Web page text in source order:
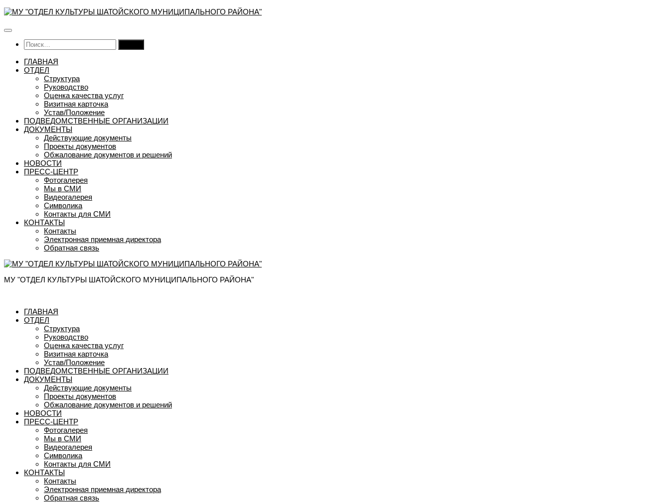
Перейти
содержимому
Найти:
ГЛАВНАЯ
ОТДЕЛ
Структура
Руководство
Оценка качества услуг
Визитная карточка
Устав/Положение
ПОДВЕДОМСТВЕННЫЕ ОРГАНИЗАЦИИ
ДОКУМЕНТЫ
Действующие документы
Проекты документов
Обжалование документов и решений
НОВОСТИ
ПРЕСС-ЦЕНТР
Фотогалерея
Мы в СМИ
Видеогалерея
Символика
Контакты для СМИ
КОНТАКТЫ
Контакты
Электронная приемная директора
Обратная связь
МУ "ОТДЕЛ КУЛЬТУРЫ ШАТОЙСКОГО МУНИЦИПАЛЬНОГО РАЙОНА"
ГЛАВНАЯ
ОТДЕЛ
Структура
Руководство
Оценка качества услуг
Визитная карточка
Устав/Положение
ПОДВЕДОМСТВЕННЫЕ ОРГАНИЗАЦИИ
ДОКУМЕНТЫ
Действующие документы
Проекты документов
Обжалование документов и решений
НОВОСТИ
ПРЕСС-ЦЕНТР
Фотогалерея
Мы в СМИ
Видеогалерея
Символика
Контакты для СМИ
КОНТАКТЫ
Контакты
Электронная приемная директора
Обратная связь